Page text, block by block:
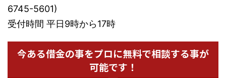
6745-5601)
受付時間 平日9時から17時
今ある借金の事をプロに無料で相談する事が
可能です！